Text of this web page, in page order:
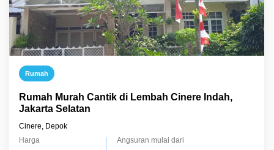
Rumah
Rumah Murah Cantik di Lembah Cinere Indah,
Jakarta Selatan
Cinere, Depok
Harga
Angsuran mulai dari